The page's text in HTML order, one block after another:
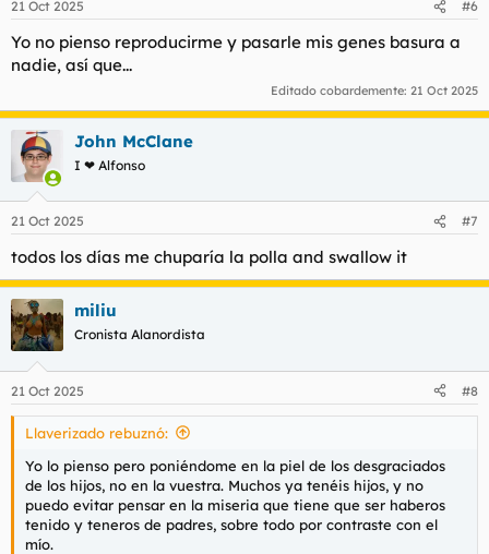
e
:
21 Oct 2025 #6
Yo no pienso reproducirme y pasarle mis genes basura a
nadie, así que...
Editado cobardemente: 21 Oct 2025
John McClane
I ❤ Alfonso
21 Oct 2025 #7
todos los días me chuparía la polla and swallow it
miliu
Cronista Alanordista
21 Oct 2025 #8
Llaverizado rebuznó:
Yo lo pienso pero poniéndome en la piel de los desgraciados
de los hijos, no en la vuestra. Muchos ya tenéis hijos, y no
puedo evitar pensar en la miseria que tiene que ser haberos
tenido y teneros de padres, sobre todo por contraste con el
mío.